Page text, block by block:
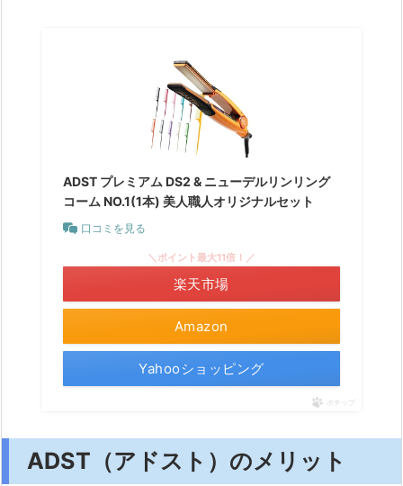
ADST プレミアム DS2 & ニューデルリンリング
コーム NO.1(1本) 美人職人オリジナルセット
口コミを見る
Amazon
＼ポイント最大11倍！／
楽天市場
Yahooショッピング
ポチップ
ADST（アドスト）のメリット